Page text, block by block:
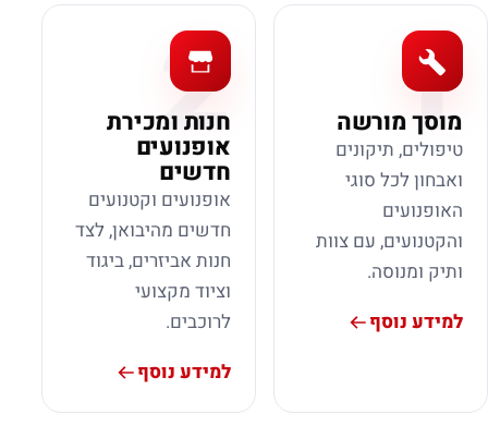
1
מוסך מורשה
טיפולים, תיקונים
ואבחון לכל סוגי
האופנועים
והקטנועים, עם צוות
ותיק ומנוסה.
למידע נוסף
2
חנות ומכירת
אופנועים
חדשים
אופנועים וקטנועים
חדשים מהיבואן, לצד
חנות אביזרים, ביגוד
וציוד מקצועי
לרוכבים.
למידע נוסף